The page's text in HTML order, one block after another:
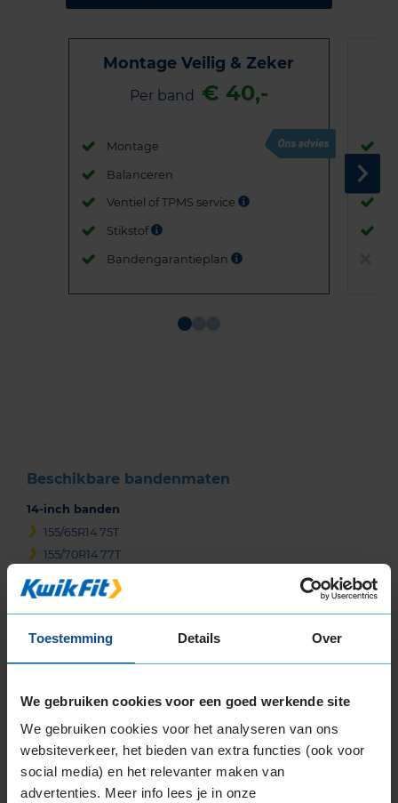
Toestemming Details Over
We gebruiken cookies voor een goed werkende site
We gebruiken cookies voor het analyseren van ons
websiteverkeer, het bieden van extra functies (ook voor
social media) en het relevanter maken van
advertenties. Meer info lees je in onze
Montage Veilig & Zeker
Per band € 40,-
Montage
Balanceren
Ventiel of TPMS service
Stikstof
Bandengarantieplan
Beschikbare bandenmaten
14-inch banden
155/65R14 75T
155/70R14 77T
165/60R14 75H
165/60R14 75T
165/70R14 81T
175/65R14 82T
175/80R14 88T
185/60R14 82H
185/65R14 86T
185/70R14 88T